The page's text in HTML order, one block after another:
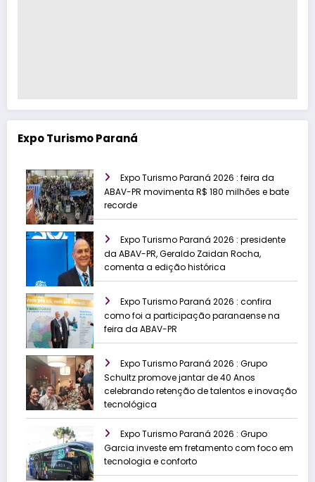
Expo Turismo Paraná
Expo Turismo Paraná 2026 : feira da
ABAV-PR movimenta R$ 180 milhões e bate
recorde
Expo Turismo Paraná 2026 : presidente
da ABAV-PR, Geraldo Zaidan Rocha,
comenta a edição histórica
Expo Turismo Paraná 2026 : confira
como foi a participação paranaense na
feira da ABAV-PR
Expo Turismo Paraná 2026 : Grupo
Schultz promove jantar de 40 Anos
celebrando retenção de talentos e inovação
tecnológica
Expo Turismo Paraná 2026 : Grupo
Garcia investe em fretamento com foco em
tecnologia e conforto